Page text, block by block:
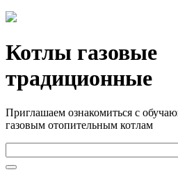
Котлы газовые
традиционные
Приглашаем ознакомиться с
газовым отопительным котлам